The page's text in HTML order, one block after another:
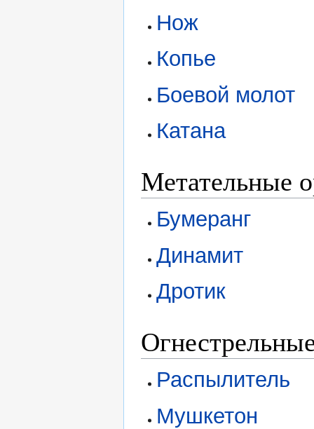
Нож
Копье
Боевой молот
Катана
Метательные
Бумеранг
Динамит
Дротик
Распылитель
Мушкетон